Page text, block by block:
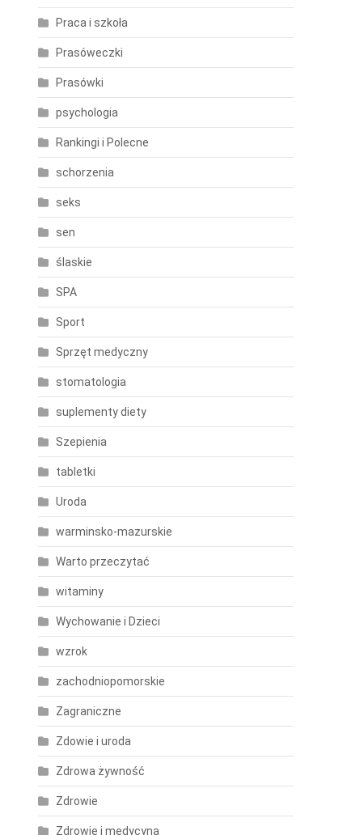
Praca i szkoła
Prasóweczki
Prasówki
psychologia
Rankingi i Polecne
schorzenia
seks
sen
ślaskie
SPA
Sport
Sprzęt medyczny
stomatologia
suplementy diety
Szepienia
tabletki
Uroda
warminsko-mazurskie
Warto przeczytać
witaminy
Wychowanie i Dzieci
wzrok
zachodniopomorskie
Zagraniczne
Zdowie i uroda
Zdrowa żywność
Zdrowie
Zdrowie i medycyna